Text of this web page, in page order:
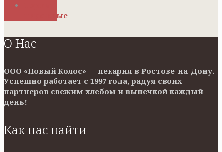
пирожные
О Нас
ООО «Новый Колос» — пекарня в Ростове-на-Дону.
Успешно работает с 1997 года, радуя своих
партнеров свежим хлебом и выпечкой каждый
день!
Как нас найти